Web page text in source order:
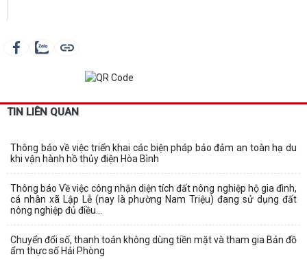
TIN LIÊN QUAN
Thông báo về việc triển khai các biện pháp bảo đảm an toàn hạ du
khi vận hành hồ thủy điện Hòa Bình
Thông báo Về việc công nhận diện tích đất nông nghiệp hộ gia đình,
cá nhân xã Lập Lễ (nay là phường Nam Triệu) đang sử dụng đất
nông nghiệp đủ điều...
Chuyển đổi số, thanh toán không dùng tiền mặt và tham gia Bản đồ
ẩm thực số Hải Phòng